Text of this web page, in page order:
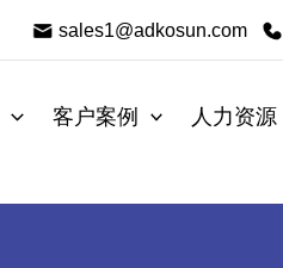
sales1@adkosun.com
客户案例
人力资源